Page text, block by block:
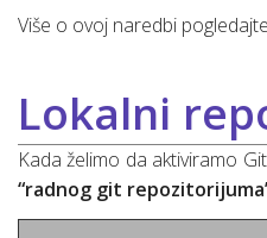
Više o ovoj naredbi
Lokalni
Kada želimo da aktiviramo
“radnog git